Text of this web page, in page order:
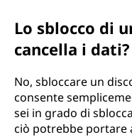
Lo sblocco di
cancella i dati?
No, sbloccare un
consente
sei in grado di
ciò potrebbe portare